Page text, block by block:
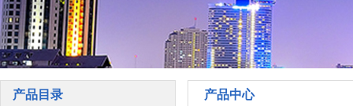
产品目录 产品中心